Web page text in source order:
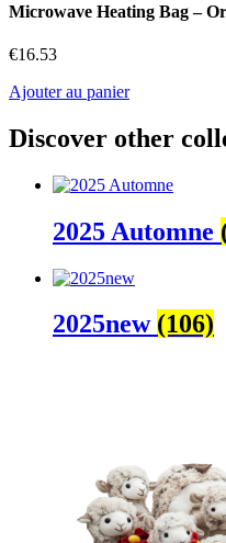
Microwave Heating Bag –
€16.53
Ajouter au panier
Discover other
2025 Automne
2025new (106)